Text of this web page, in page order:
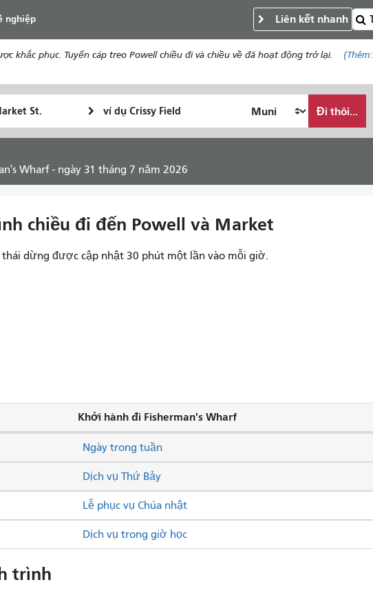
dung
nghiệp Liên kết nhanh
khắc phục. Tuyến cáp treo Powell chiều đi và chiều về đã hoạt động trở lại. (Thêm:
kết
muốn
du
lịch
thế
Đi thôi...
Wharf - ngày 31 tháng 7 năm 2026
chiều đi đến Powell và Market
thái dừng được cập nhật 30 phút một lần vào mỗi giờ.
Khởi hành đi Fisherman's Wharf
Dịch vụ Thứ Bảy
Lễ phục vụ Chúa nhật
Ngày trong tuần
Dịch vụ trong giờ học
trình